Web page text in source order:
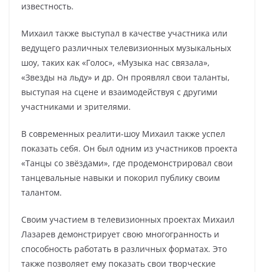
известность.
Михаил также выступал в качестве участника или
ведущего различных телевизионных музыкальных
шоу, таких как «Голос», «Музыка нас связала»,
«Звезды на льду» и др. Он проявлял свои таланты,
выступая на сцене и взаимодействуя с другими
участниками и зрителями.
В современных реалити-шоу Михаил также успел
показать себя. Он был одним из участников проекта
«Танцы со звёздами», где продемонстрировал свои
танцевальные навыки и покорил публику своим
талантом.
Своим участием в телевизионных проектах Михаил
Лазарев демонстрирует свою многогранность и
способность работать в различных форматах. Это
также позволяет ему показать свои творческие